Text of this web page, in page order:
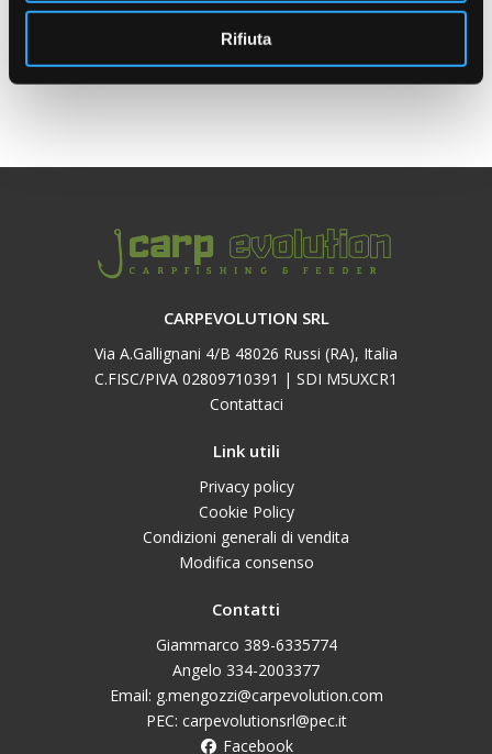
Rifiuta
CARPEVOLUTION SRL
Via A.Gallignani 4/B 48026 Russi (RA), Italia
C.FISC/PIVA 02809710391 | SDI M5UXCR1
Contattaci
Link utili
Privacy policy
Cookie Policy
Condizioni generali di vendita
Modifica consenso
Contatti
Giammarco 389-6335774
Angelo 334-2003377
Email: g.mengozzi@carpevolution.com
PEC: carpevolutionsrl@pec.it
Facebook